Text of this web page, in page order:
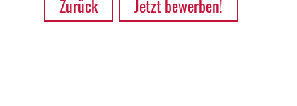
Zurück Jetzt bewerben!